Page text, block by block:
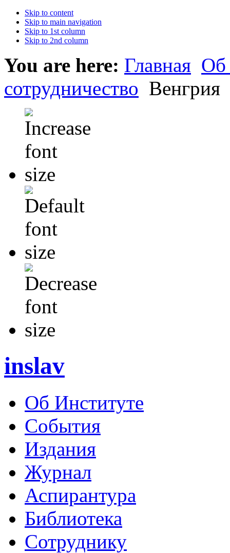
Skip to content
Skip to main navigation
Skip to 1st column
Skip to 2nd column
You are here: Главная Об
сотрудничество Венгрия
inslav
Об Институте
События
Издания
Журнал
Аспирантура
Библиотека
Сотруднику